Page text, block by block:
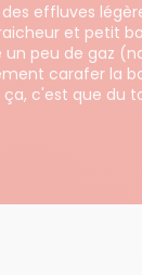
effluves
et petit
peu de gaz
carafer la
c'est que du